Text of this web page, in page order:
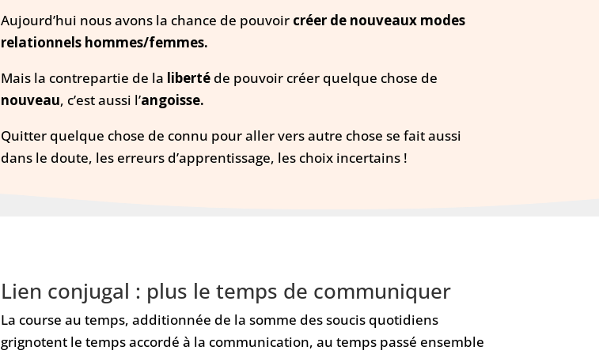
Aujourd’hui nous avons la chance de pouvoir créer de nouveaux modes
relationnels hommes/femmes.
Mais la contrepartie de la liberté de pouvoir créer quelque chose de
nouveau, c’est aussi l’angoisse.
Quitter quelque chose de connu pour aller vers autre chose se fait aussi
dans le doute, les erreurs d’apprentissage, les choix incertains !
Lien conjugal : plus le temps de communiquer
La course au temps, additionnée de la somme des soucis quotidiens
grignotent le temps accordé à la communication, au temps passé ensemble